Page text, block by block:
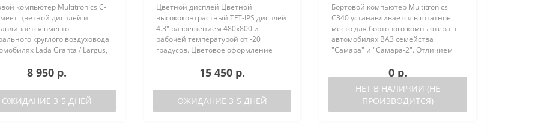
компьютер Multitronics C-
цветной дисплей и
вместо
круглого воздуховода
Lada Granta / Largus,
Almera, на место
вставки панели
..
8 950 р.
ОЖИДАНИЕ 3-5 ДНЕЙ
Цветной дисплей Цветной
высококонтрастный TFT-IPS дисплей
4.3" разрешением 480х800 и
рабочей температурой от -20
градусов. Цветовое оформление
пользователем индивидуально (по
предустановленные ц..
15 450 р.
ОЖИДАНИЕ 3-5 ДНЕЙ
Бортовой компьютер Multitronics
C340 устанавливается в штатное
место для бортового компьютера в
автомобилях ВАЗ семейства
"Самара" и "Самара-2". Отличием
Multitronics C350 является наличие
0 р.
НЕТ В НАЛИЧИИ (НЕ
ПРОИЗВОДИТСЯ)